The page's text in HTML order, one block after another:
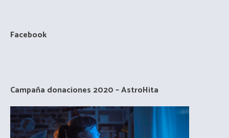
Facebook
Campaña donaciones 2020 – AstroHita